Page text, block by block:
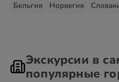
Бельгия
Норвегия
Экскурсии в
популярные